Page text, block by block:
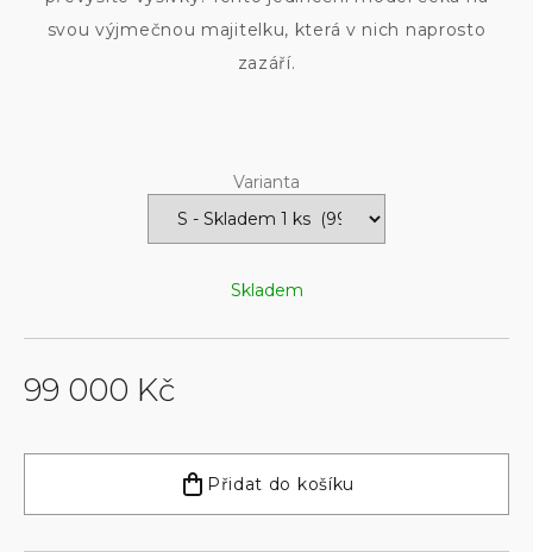
99 000 Kč
cena:
Skladem
Varianta
Přidat do košíku
svou výjmečnou majitelku, která v nich naprosto
zazáří.